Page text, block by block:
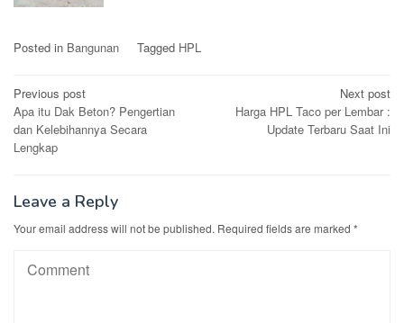
Posted in Bangunan Tagged HPL
Post
navigation
Previous post
Apa itu Dak Beton? Pengertian
dan Kelebihannya Secara
Lengkap
Next post
Harga HPL Taco per Lembar :
Update Terbaru Saat Ini
Leave a Reply
Your email address will not be published. Required fields are marked *